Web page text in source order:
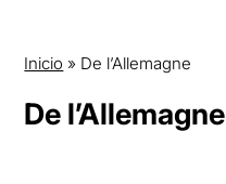
Inicio » De l’Allemagne
De l’Allemagne